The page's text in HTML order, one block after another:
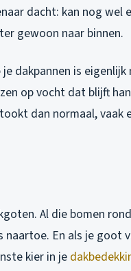
dacht: kan nog wel
gewoon naar binnen.
dakpannen is
op vocht dat blijft
dan normaal, vaak
Al die bomen
naartoe. En als je goot
kier in je